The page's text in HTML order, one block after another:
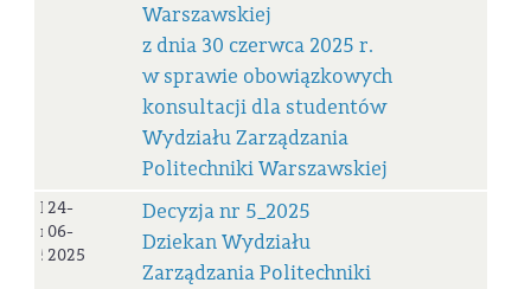
Warszawskiej
z dnia 30 czerwca 2025 r.
w sprawie obowiązkowych
konsultacji dla studentów
Wydziału Zarządzania
Politechniki Warszawskiej
Decyzja
nr
5_2025
24-
06-
2025
Decyzja nr 5_2025
Dziekan Wydziału
Zarządzania Politechniki